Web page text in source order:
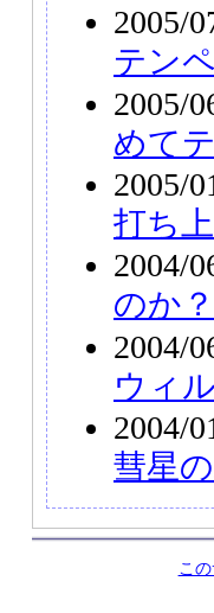
2005/
テン
2005/
めて
2005/
打ち
2004/
のか？
2004/
ウィ
2004/
彗星
こ